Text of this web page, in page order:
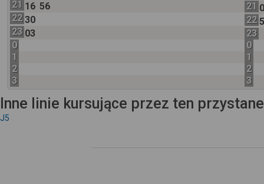
21 16 56
22 30
23 03
0
1
2
3
21
22
23
0
1
2
3
Inne linie kursujące przez ten
J5